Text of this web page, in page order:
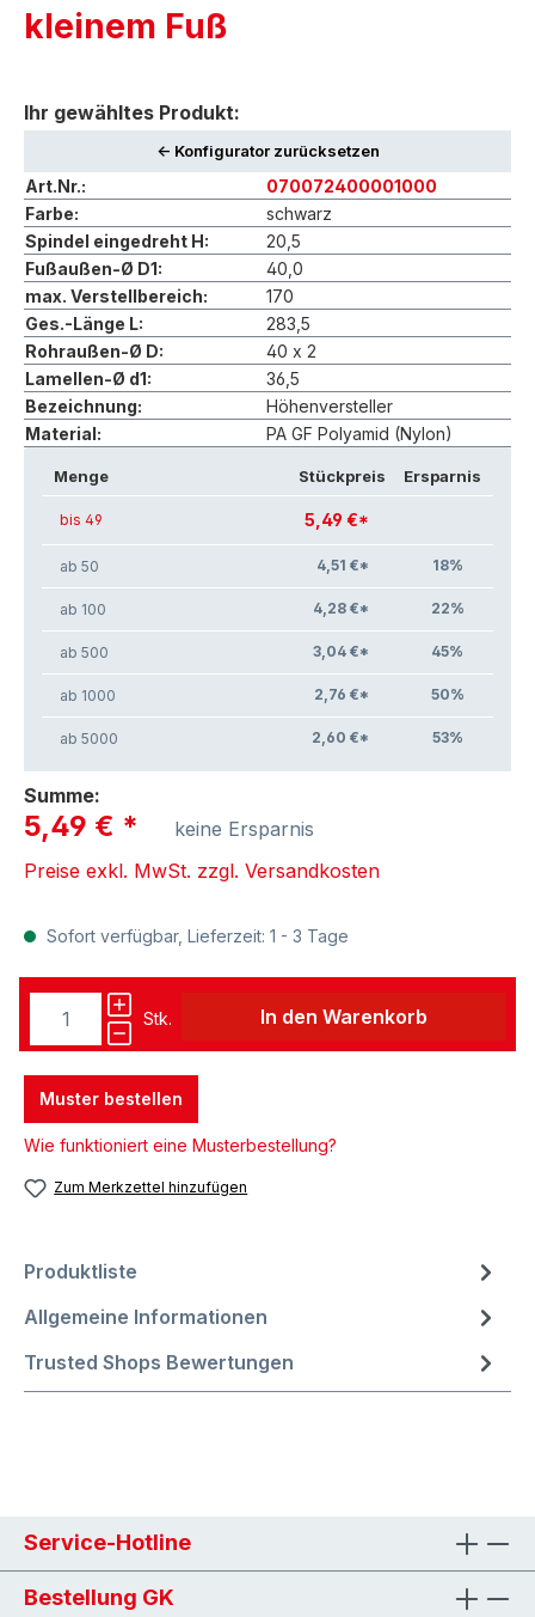
kleinem Fuß
Ihr gewähltes Produkt:
<- Konfigurator zurücksetzen
Art.Nr.:
070072400001000
Farbe:
schwarz
Spindel eingedreht H:
20,5
Fußaußen-Ø D1:
40,0
max. Verstellbereich:
170
Ges.-Länge L:
283,5
Rohraußen-Ø D:
40 x 2
Lamellen-Ø d1:
36,5
Bezeichnung:
Höhenversteller
Material:
PA GF Polyamid (Nylon)
Menge Stückpreis Ersparnis
bis 49 5,49 €*
ab 50 4,51 €* 18%
ab 100 4,28 €* 22%
ab 500 3,04 €* 45%
ab 1000 2,76 €* 50%
ab 5000 2,60 €* 53%
Summe:
5,49 € *
keine Ersparnis
Preise exkl. MwSt. zzgl. Versandkosten
Sofort verfügbar, Lieferzeit: 1 - 3 Tage
Stk. In den Warenkorb
Muster bestellen
Wie funktioniert eine Musterbestellung?
Zum Merkzettel hinzufügen
Produktliste
Allgemeine Informationen
Trusted Shops Bewertungen
Service-Hotline
Bestellung GK